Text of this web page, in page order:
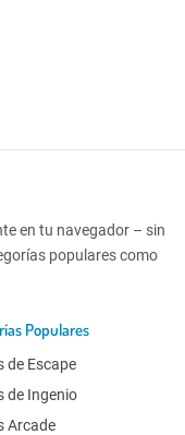
en tu navegador – sin
populares como
Populares
de Escape
de Ingenio
Arcade